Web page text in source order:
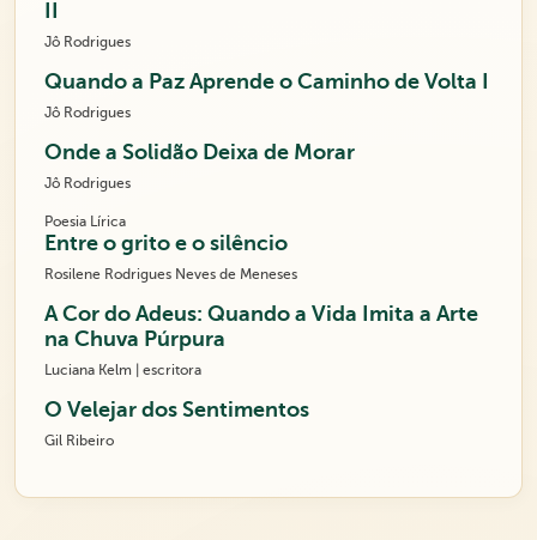
Jô Rodrigues
Quando a Paz Aprende o Caminho de Volta I
Jô Rodrigues
Onde a Solidão Deixa de Morar
Jô Rodrigues
Poesia Lírica
Entre o grito e o silêncio
Rosilene Rodrigues Neves de Meneses
A Cor do Adeus: Quando a Vida Imita a Arte
na Chuva Púrpura
Luciana Kelm | escritora
O Velejar dos Sentimentos
Gil Ribeiro